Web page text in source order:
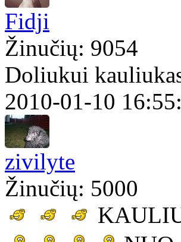
Fidji
Žinučių: 9054
Doliukui
2010-01-10
zivilyte
Žinučių: 5000